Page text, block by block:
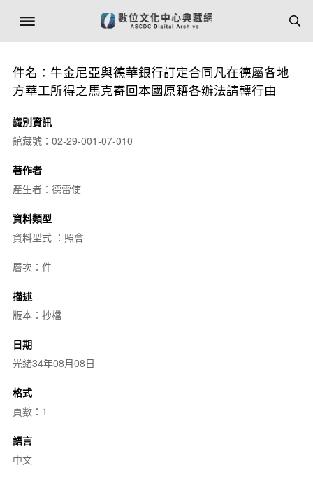
件名：牛金尼亞與德華銀行訂定合同凡在德屬各地
方華工所得之馬克寄回本國原籍各辦法請轉行由
識別資訊
館藏號：02-29-001-07-010
著作者
產生者：德雷使
資料類型
資料型式 ：照會
層次：件
描述
版本：抄檔
日期
光緒34年08月08日
格式
頁數：1
語言
中文